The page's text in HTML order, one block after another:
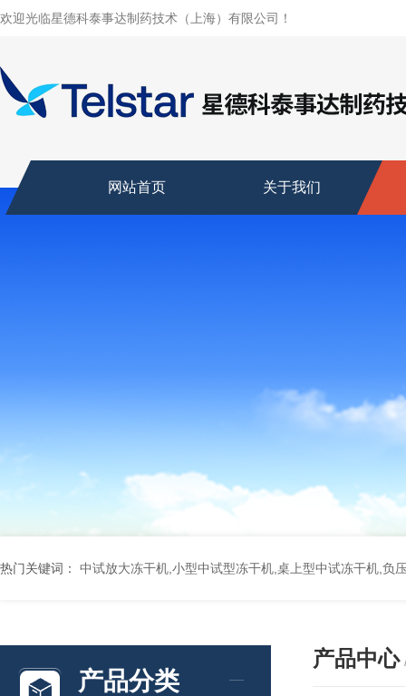
欢迎光临星德科泰事达制药技术（上海）有限公司！
网站首页 关于我们
热门关键词： 中试放大冻干机,小型中试型冻干机,桌上型中试冻干机,负
产品分类
产品中心